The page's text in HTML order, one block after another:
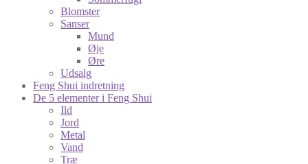
Blomster
Sanser
Mund
Øje
Øre
Udsalg
Feng Shui indretning
De 5 elementer i Feng Shui
Ild
Jord
Metal
Vand
Træ